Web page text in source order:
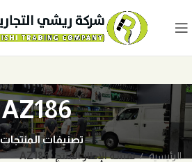
AZ186
تصنيفات المنتجات
الرئيسية نقشة الإطار المنتج AZ186